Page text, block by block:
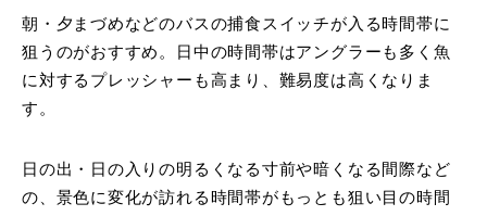
朝・夕まづめなどのバスの捕食スイッチが入る時間帯に
狙うのがおすすめ。日中の時間帯はアングラーも多く魚
に対するプレッシャーも高まり、難易度は高くなりま
す。
日の出・日の入りの明るくなる寸前や暗くなる間際など
の、景色に変化が訪れる時間帯がもっとも狙い目の時間